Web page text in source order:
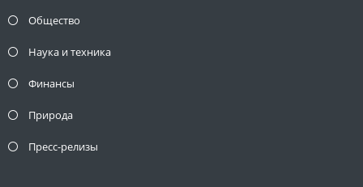
Общество
Наука и техника
Финансы
Природа
Пресс-релизы